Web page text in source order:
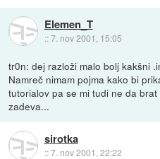
Elemen_T
::7. nov 2001, 15:05
tr0n: dej razloži malo bolj kakšni
Namreč nimam pojma kako bi
tutorialov pa se mi tudi ne da
zadeva...
sirotka
::7. nov 2001, 22:22